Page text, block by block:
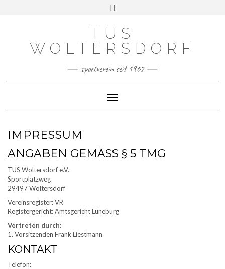
TUS
WOLTERSDORF
sportverein seit 1962
Toggle Navigation
IMPRESSUM
ANGABEN GEMÄSS § 5 TMG
TUS Woltersdorf e.V.
Sportplatzweg
29497 Woltersdorf
Vereinsregister: VR
Registergericht: Amtsgericht Lüneburg
Vertreten durch:
1. Vorsitzenden Frank Liestmann
KONTAKT
Telefon: